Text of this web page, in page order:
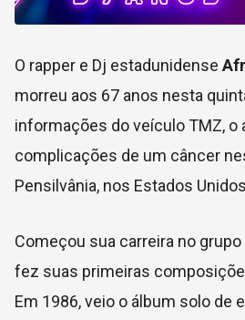
O rapper e Dj estadunidense
morreu aos 67 anos nesta
informações do veículo TMZ, o
complicações de um câncer
Pensilvânia, nos Estados
Começou sua carreira no
fez suas primeiras
Em 1986, veio o álbum solo de